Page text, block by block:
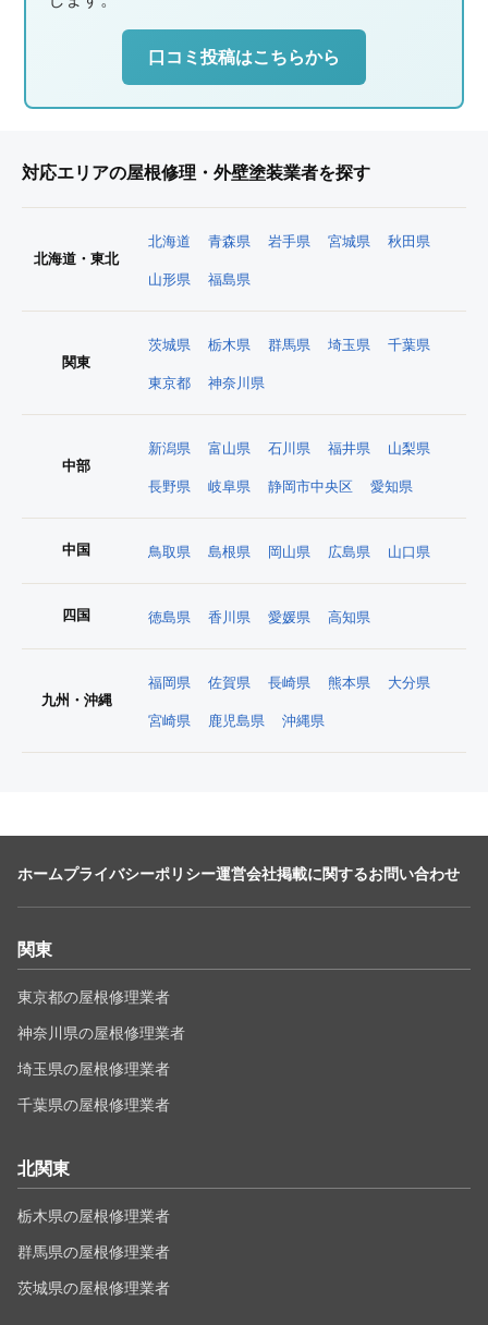
口コミ投稿はこちらから
対応エリアの屋根修理・外壁塗装業者を探す
北海道・東北
北海道 青森県 岩手県 宮城県 秋田県
山形県 福島県
関東
茨城県 栃木県 群馬県 埼玉県 千葉県
東京都 神奈川県
中部
新潟県 富山県 石川県 福井県 山梨県
長野県 岐阜県 静岡市中央区 愛知県
中国 鳥取県 島根県 岡山県 広島県 山口県
四国 徳島県 香川県 愛媛県 高知県
九州・沖縄
福岡県 佐賀県 長崎県 熊本県 大分県
宮崎県 鹿児島県 沖縄県
ホームプライバシーポリシー運営会社掲載に関するお問い合わせ
関東
東京都の屋根修理業者
神奈川県の屋根修理業者
埼玉県の屋根修理業者
千葉県の屋根修理業者
北関東
栃木県の屋根修理業者
群馬県の屋根修理業者
茨城県の屋根修理業者